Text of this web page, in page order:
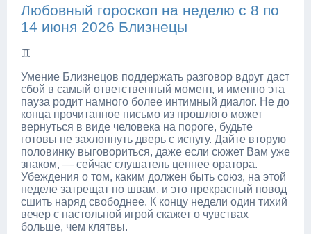
Любовный гороскоп на неделю с 8 по
14 июня 2026 Близнецы
♊
Умение Близнецов поддержать разговор вдруг даст
сбой в самый ответственный момент, и именно эта
пауза родит намного более интимный диалог. Не до
конца прочитанное письмо из прошлого может
вернуться в виде человека на пороге, будьте
готовы не захлопнуть дверь с испугу. Дайте вторую
половинку выговориться, даже если сюжет Вам уже
знаком, — сейчас слушатель ценнее оратора.
Убеждения о том, каким должен быть союз, на этой
неделе затрещат по швам, и это прекрасный повод
сшить наряд свободнее. К концу недели один тихий
вечер с настольной игрой скажет о чувствах
больше, чем клятвы.